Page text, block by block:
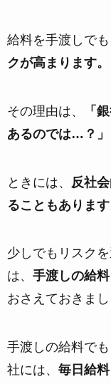
給料を手渡しでも
クが高まります。
その理由は、
「
あるのでは…？」
ときには、 反社
ることもあります
少しでもリスク
は、 手渡しの給
おさえておきまし
手渡しの給料で
社には、 毎日給